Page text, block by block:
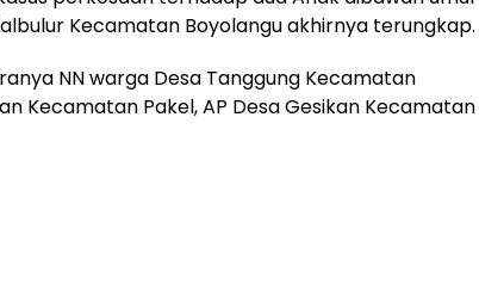
Kecamatan Boyolangu akhirnya terungkap.
NN warga Desa Tanggung Kecamatan
Kecamatan Pakel, AP Desa Gesikan Kecamatan